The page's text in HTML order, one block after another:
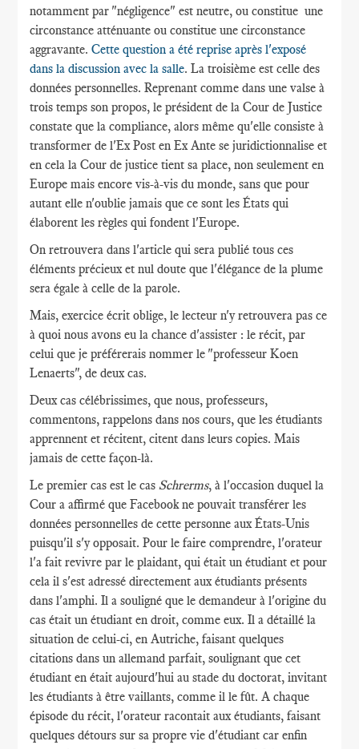
notamment par "négligence" est neutre, ou constitue une
circonstance atténuante ou constitue une circonstance
aggravante.Cette question a été reprise après l'exposé
dans la discussion avec la salle. La troisième est celle des
données personnelles. Reprenant comme dans une valse à
trois temps son propos, le président de la Cour de Justice
constate que la compliance, alors même qu'elle consiste à
transformer de l'Ex Post en Ex Ante se juridictionnalise et
en cela la Cour de justice tient sa place, non seulement en
Europe mais encore vis-à-vis du monde, sans que pour
autant elle n'oublie jamais que ce sont les États qui
élaborent les règles qui fondent l'Europe.
On retrouvera dans l'article qui sera publié tous ces
éléments précieux et nul doute que l'élégance de la plume
sera égale à celle de la parole.
Mais, exercice écrit oblige, le lecteur n'y retrouvera pas ce
à quoi nous avons eu la chance d'assister : le récit, par
celui que je préférerais nommer le "professeur Koen
Lenaerts", de deux cas.
Deux cas célébrissimes, que nous, professeurs,
commentons, rappelons dans nos cours, que les étudiants
apprennent et récitent, citent dans leurs copies. Mais
jamais de cette façon-là.
Le premier cas est le casSchrerms, à l'occasion duquel la
Cour a affirmé que Facebook ne pouvait transférer les
données personnelles de cette personne aux États-Unis
puisqu'il s'y opposait. Pour le faire comprendre, l'orateur
l'a fait revivre par le plaidant, qui était un étudiant et pour
cela il s'est adressé directement aux étudiants présents
dans l'amphi. Il a souligné que le demandeur à l'origine du
cas était un étudiant en droit, comme eux. Il a détaillé la
situation de celui-ci, en Autriche, faisant quelques
citations dans un allemand parfait, soulignant que cet
étudiant en était aujourd'hui au stade du doctorat, invitant
les étudiants à être vaillants, comme il le fût. A chaque
épisode du récit, l'orateur racontait aux étudiants, faisant
quelques détours sur sa propre vie d'étudiant car enfin